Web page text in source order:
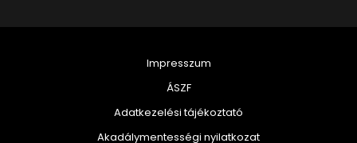
Impresszum
ÁSZF
Adatkezelési tájékoztató
Akadálymentességi nyilatkozat